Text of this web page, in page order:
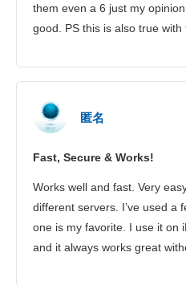
them even a 6 just my
good. PS this is also true with
匿名
Fast, Secure & Works!
Works well and fast. Very
different servers. I’ve used a
one is my favorite. I use it on
and it always works great